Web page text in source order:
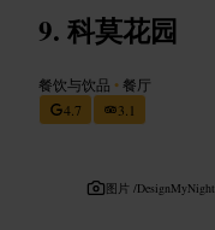
科莫花园
餐饮与饮品 •餐厅
4.7
3.1
图片 /DesignMyNight